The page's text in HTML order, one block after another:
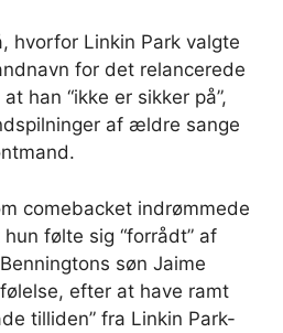
hvorfor Linkin Park valgte
for det relancerede
han “ikke er sikker på”,
af ældre sange
comebacket indrømmede
følte sig “forrådt” af
søn Jaime
efter at have ramt
tilliden” fra Linkin Park-